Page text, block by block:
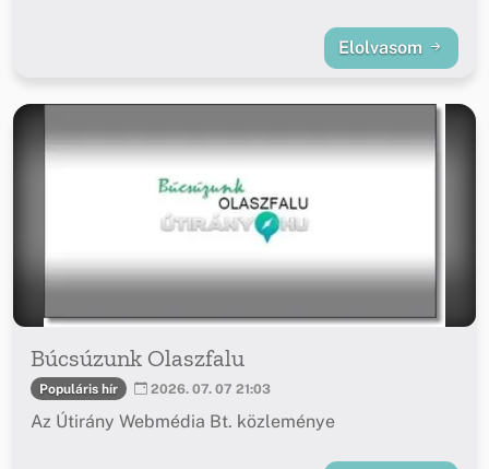
Elolvasom
Búcsúzunk Olaszfalu
Populáris hír 2026. 07. 07 21:03
Az Útirány Webmédia Bt. közleménye